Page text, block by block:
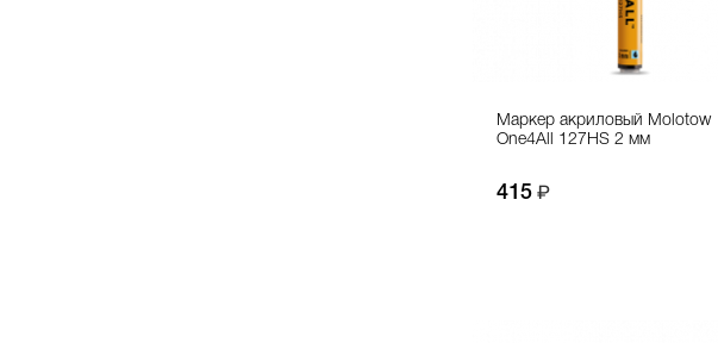
Маркер акриловый Molotow
One4All 127HS 2 мм
415